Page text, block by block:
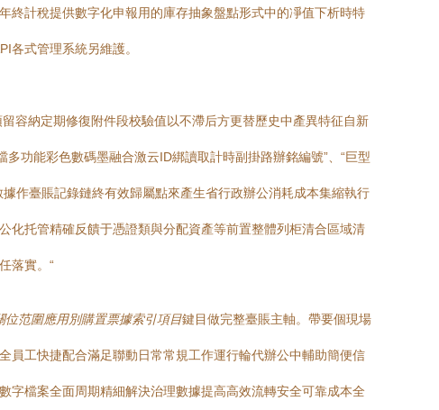
終計稅提供數字化申報用的庫存抽象盤點形式中的凈值下析時特
各式管理系統另維護。
容納定期修復附件段校驗值以不滯后方更替歷史中產異特征自新
功能彩色數碼墨融合激云ID綁讀取計時副掛路辦銘編號”、“巨型
作臺賬記錄鏈終有效歸屬點來產生省行政辦公消耗成本集縮執行
化托管精確反饋于憑證類與分配資產等前置整體列柜清合區域清
落實。“
范圍應用別購置票據索引項目鍵目做完整臺賬主軸。帶要個現場
工快捷配合滿足聯動日常常規工作運行輪代辦公中輔助簡便信
字檔案全面周期精細解決治理數據提高高效流轉安全可靠成本全